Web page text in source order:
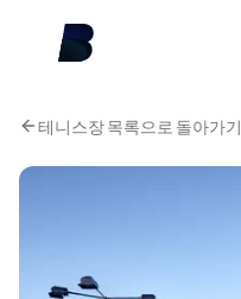
테니스장 목록으로 돌아가기